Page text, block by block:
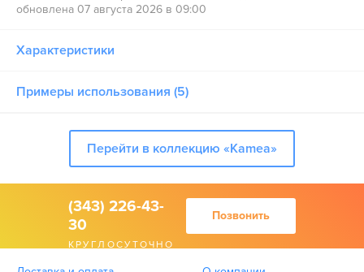
обновлена 07 августа 2026 в 09:00
Характеристики
Примеры использования (5)
Перейти в коллекцию «Kamea»
(343) 226-43-
30
КРУГЛОСУТОЧНО
Позвонить